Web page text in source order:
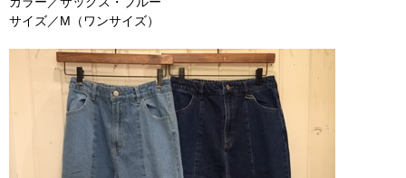
サイズ／M（ワンサイズ）